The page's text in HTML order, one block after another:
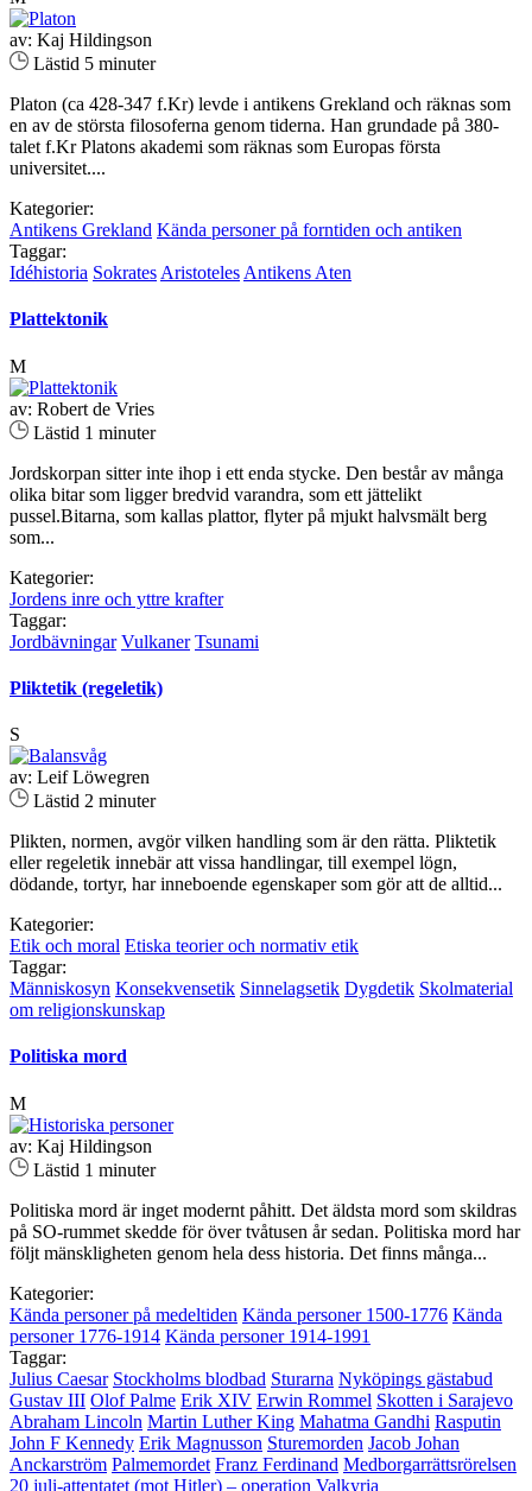
av: Kaj Hildingson
Lästid 5 minuter
Platon (ca 428-347 f.Kr) levde i antikens Grekland och räknas som
en av de största filosoferna genom tiderna. Han grundade på 380-
talet f.Kr Platons akademi som räknas som Europas första
universitet....
Kategorier:
Antikens Grekland Kända personer på forntiden och antiken
Taggar:
Idéhistoria Sokrates Aristoteles Antikens Aten
Plattektonik
M
av: Robert de Vries
Lästid 1 minuter
Jordskorpan sitter inte ihop i ett enda stycke. Den består av många
olika bitar som ligger bredvid varandra, som ett jättelikt
pussel.Bitarna, som kallas plattor, flyter på mjukt halvsmält berg
som...
Kategorier:
Jordens inre och yttre krafter
Taggar:
Jordbävningar Vulkaner Tsunami
Pliktetik (regeletik)
S
av: Leif Löwegren
Lästid 2 minuter
Plikten, normen, avgör vilken handling som är den rätta. Pliktetik
eller regeletik innebär att vissa handlingar, till exempel lögn,
dödande, tortyr, har inneboende egenskaper som gör att de alltid...
Kategorier:
Etik och moral Etiska teorier och normativ etik
Taggar:
Människosyn Konsekvensetik Sinnelagsetik Dygdetik Skolmaterial
om religionskunskap
Politiska mord
M
av: Kaj Hildingson
Lästid 1 minuter
Politiska mord är inget modernt påhitt. Det äldsta mord som skildras
på SO-rummet skedde för över tvåtusen år sedan. Politiska mord har
följt mänskligheten genom hela dess historia. Det finns många...
Kategorier:
Kända personer på medeltiden Kända personer 1500-1776 Kända
personer 1776-1914 Kända personer 1914-1991
Taggar:
Julius Caesar Stockholms blodbad Sturarna Nyköpings gästabud
Gustav III Olof Palme Erik XIV Erwin Rommel Skotten i Sarajevo
Abraham Lincoln Martin Luther King Mahatma Gandhi Rasputin
John F Kennedy Erik Magnusson Sturemorden Jacob Johan
Anckarström Palmemordet Franz Ferdinand Medborgarrättsrörelsen
20 juli-attentatet (mot Hitler) – operation Valkyria